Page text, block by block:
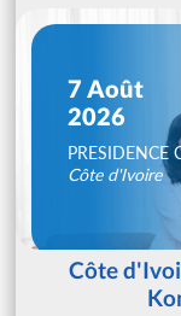
7 Août
2026
PRESIDENCE
Côte d'Ivoire
Côte